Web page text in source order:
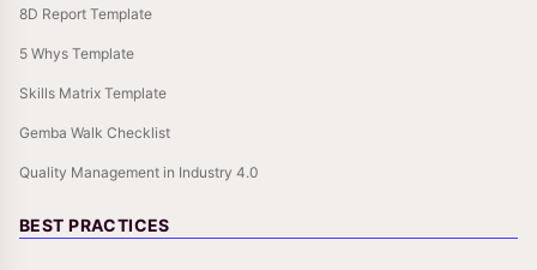
8D Report Template
5 Whys Template
Skills Matrix Template
Gemba Walk Checklist
Quality Management in Industry 4.0
BEST PRACTICES